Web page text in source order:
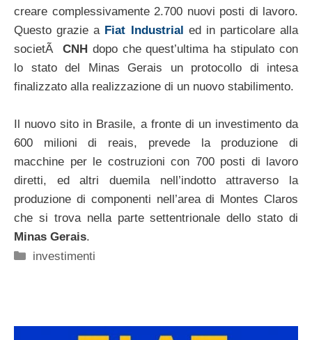
creare complessivamente 2.700 nuovi posti di lavoro.
Questo grazie a Fiat Industrial ed in particolare alla
societÃ CNHdopo che quest’ultima ha stipulato con
lo stato del Minas Gerais un protocollo di intesa
finalizzato alla realizzazione di un nuovo stabilimento.
Il nuovo sito in Brasile, a fronte di un investimento da
600 milioni di reais, prevede la produzione di
macchine per le costruzioni con 700 posti di lavoro
diretti, ed altri duemila nell’indotto attraverso la
produzione di componenti nell’area di Montes Claros
che si trova nella parte settentrionale dello stato di
Minas Gerais.
Categorie
investimenti